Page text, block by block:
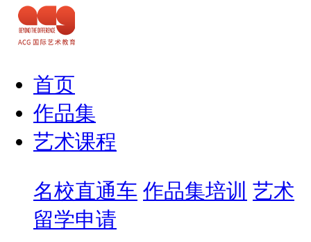
首页
作品集
艺术课程
名校直通车 作品集培训 艺术
留学申请